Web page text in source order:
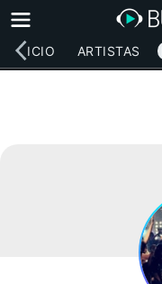
INICIO ARTISTAS